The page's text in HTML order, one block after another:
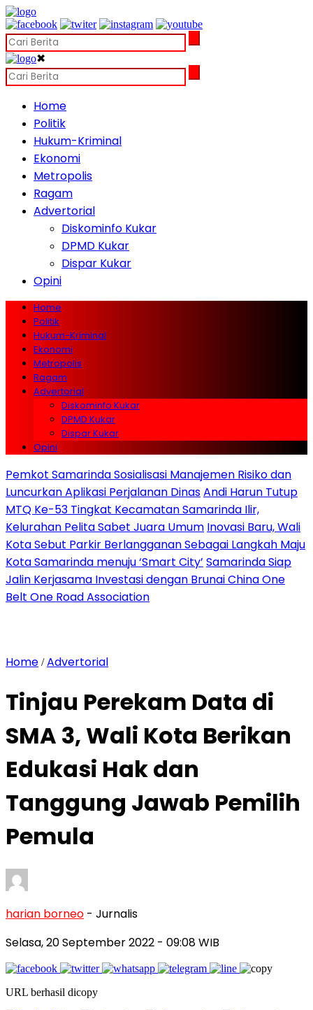
✖
Home
Politik
Hukum-Kriminal
Ekonomi
Metropolis
Ragam
Advertorial
Diskominfo Kukar
DPMD Kukar
Dispar Kukar
Opini
Home
Politik
Hukum-Kriminal
Ekonomi
Metropolis
Ragam
Advertorial
Diskominfo Kukar
DPMD Kukar
Dispar Kukar
Opini
Pemkot Samarinda Sosialisasi Manajemen Risiko dan
Luncurkan Aplikasi Perjalanan DinasAndi Harun Tutup
MTQ Ke-53 Tingkat Kecamatan Samarinda Ilir,
Kelurahan Pelita Sabet Juara Umum Inovasi Baru, Wali
Kota Sebut Parkir Berlangganan Sebagai Langkah Maju
Kota Samarinda menuju ‘Smart City’ Samarinda Siap
Jalin Kerjasama Investasi dengan Brunai China One
Belt One Road Association
Home /Advertorial
Tinjau Perekam Data di
SMA 3, Wali Kota Berikan
Edukasi Hak dan
Tanggung Jawab Pemilih
Pemula
harian borneo - Jurnalis
Selasa, 20 September 2022 - 09:08 WIB
URL berhasil dicopy